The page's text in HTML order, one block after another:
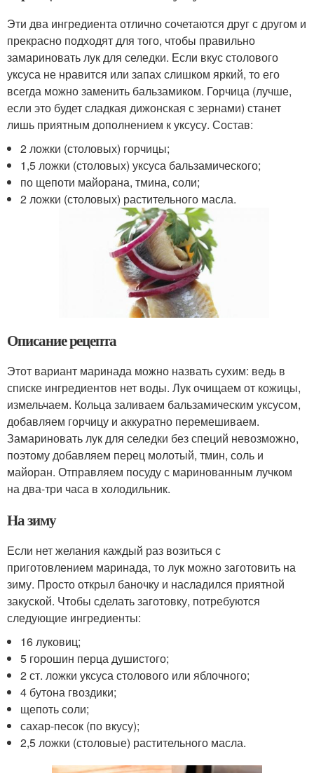
Эти два ингредиента отлично сочетаются друг с другом и
прекрасно подходят для того, чтобы правильно
замариновать лук для селедки. Если вкус столового
уксуса не нравится или запах слишком яркий, то его
всегда можно заменить бальзамиком. Горчица (лучше,
если это будет сладкая дижонская с зернами) станет
лишь приятным дополнением к уксусу. Состав:
2 ложки (столовых) горчицы;
1,5 ложки (столовых) уксуса бальзамического;
по щепоти майорана, тмина, соли;
2 ложки (столовых) растительного масла.
Описание рецепта
Этот вариант маринада можно назвать сухим: ведь в
списке ингредиентов нет воды. Лук очищаем от кожицы,
измельчаем. Кольца заливаем бальзамическим уксусом,
добавляем горчицу и аккуратно перемешиваем.
Замариновать лук для селедки без специй невозможно,
поэтому добавляем перец молотый, тмин, соль и
майоран. Отправляем посуду с маринованным лучком
на два-три часа в холодильник.
На зиму
Если нет желания каждый раз возиться с
приготовлением маринада, то лук можно заготовить на
зиму. Просто открыл баночку и насладился приятной
закуской. Чтобы сделать заготовку, потребуются
следующие ингредиенты:
16 луковиц;
5 горошин перца душистого;
2 ст. ложки уксуса столового или яблочного;
4 бутона гвоздики;
щепоть соли;
сахар-песок (по вкусу);
2,5 ложки (столовые) растительного масла.